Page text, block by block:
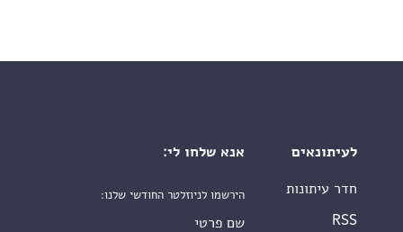
לעיתונאים
חדר עיתונות
RSS
אנא שלחו לי:
הירשמו לניוזלטר החודשי שלנו: